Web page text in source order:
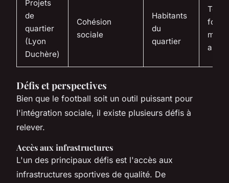
Projets
de
quartier
(Lyon
Duchère)
Cohésion
sociale
Habitants
du
quartier
Défis et perspectives
Bien que le football soit un outil puissant pour
l'intégration sociale, il existe plusieurs défis à
relever.
Accès aux infrastructures
L'un des principaux défis est l'accès aux
infrastructures sportives de qualité. De